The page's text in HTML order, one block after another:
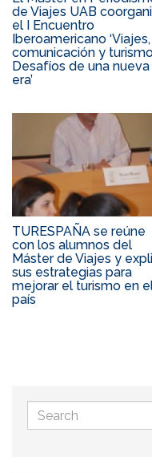
de Viajes UAB
el I Encuentro
Iberoamericano ‘Viajes,
comunicación y
Desafíos de una nueva
era’
TURESPAÑA se reúne
con los alumnos del
Máster de Viajes y
sus estrategias para
mejorar el turismo en
país
Search
form